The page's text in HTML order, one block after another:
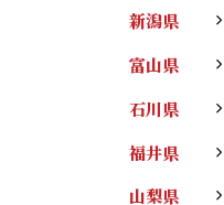
新潟県
富山県
石川県
福井県
山梨県